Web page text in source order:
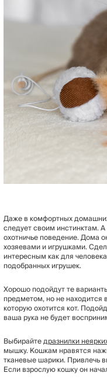
Даже в комфортных
следует своим инстинктам.
охотничье поведение. Дома
хозяевами и игрушками.
интересным как для
подобранных игрушек.
Хорошо подойдут те
предметом, но не находится
которую охотится кот.
ваша рука не будет
Выбирайтедразнилки
мышку. Кошкам нравятся
тканевые шарики. Привлечь
Если взрослую кошку он